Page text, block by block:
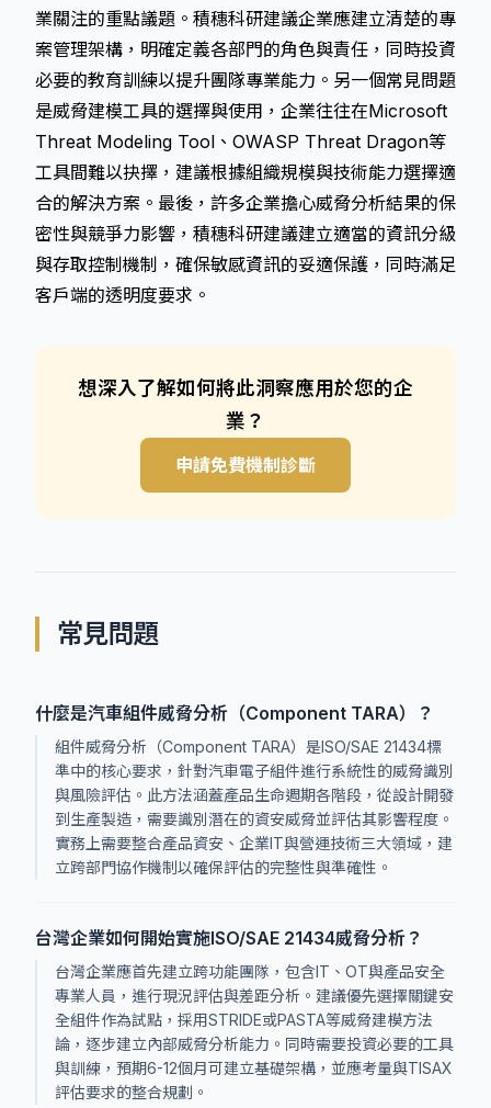
業關注的重點議題。積穗科研建議企業應建立清楚的專
案管理架構，明確定義各部門的角色與責任，同時投資
必要的教育訓練以提升團隊專業能力。另一個常見問題
是威脅建模工具的選擇與使用，企業往往在Microsoft
Threat Modeling Tool、OWASP Threat Dragon等
工具間難以抉擇，建議根據組織規模與技術能力選擇適
合的解決方案。最後，許多企業擔心威脅分析結果的保
密性與競爭力影響，積穗科研建議建立適當的資訊分級
與存取控制機制，確保敏感資訊的妥適保護，同時滿足
客戶端的透明度要求。
想深入了解如何將此洞察應用於您的企
業？
申請免費機制診斷
常見問題
什麼是汽車組件威脅分析（Component TARA）？
組件威脅分析（Component TARA）是ISO/SAE 21434標
準中的核心要求，針對汽車電子組件進行系統性的威脅識別
與風險評估。此方法涵蓋產品生命週期各階段，從設計開發
到生產製造，需要識別潛在的資安威脅並評估其影響程度。
實務上需要整合產品資安、企業IT與營運技術三大領域，建
立跨部門協作機制以確保評估的完整性與準確性。
台灣企業如何開始實施ISO/SAE 21434威脅分析？
台灣企業應首先建立跨功能團隊，包含IT、OT與產品安全
專業人員，進行現況評估與差距分析。建議優先選擇關鍵安
全組件作為試點，採用STRIDE或PASTA等威脅建模方法
論，逐步建立內部威脅分析能力。同時需要投資必要的工具
與訓練，預期6-12個月可建立基礎架構，並應考量與TISAX
評估要求的整合規劃。